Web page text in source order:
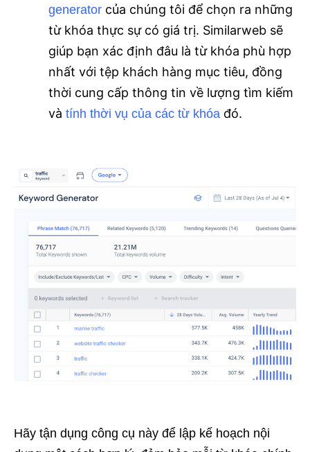
generator của chúng tôi để chọn ra những
từ khóa thực sự có giá trị. Similarweb sẽ
giúp bạn xác định đâu là từ khóa phù hợp
nhất với tệp khách hàng mục tiêu, đồng
thời cung cấp thông tin về lượng tìm kiếm
và tính thời vụ của các từ khóa đó.
Hãy tận dụng công cụ này để lập kế hoạch nội